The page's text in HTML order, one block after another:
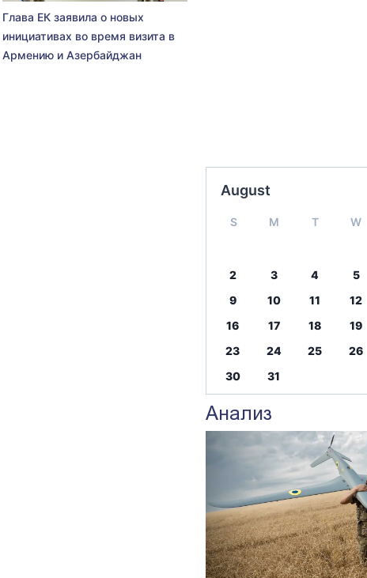
Глава ЕК заявила о новых
инициативах во время визита в
Армению и Азербайджан
August
S M T W
2
3 4 5
9
10 11 12
16
17 18 19
23
24 25 26
30
31
Анализ